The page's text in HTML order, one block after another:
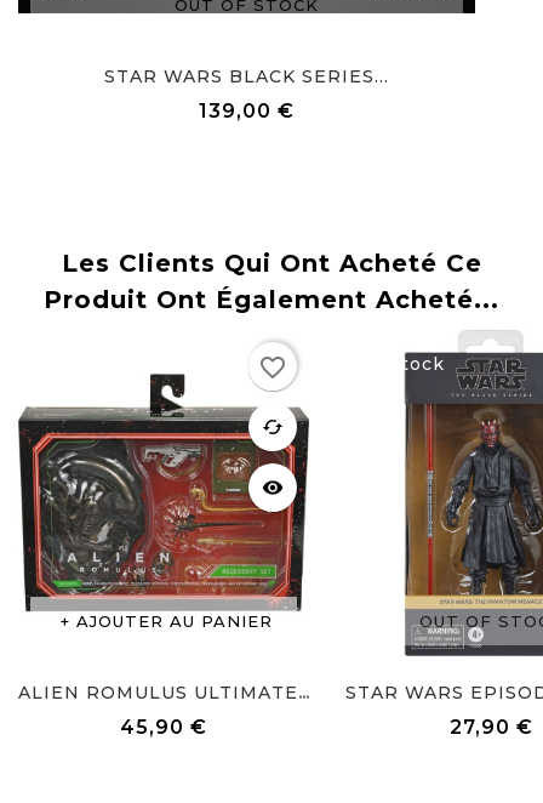
OUT OF STOCK
STAR WARS BLACK SERIES...
139,00 €
Les Clients Qui Ont Acheté Ce
Produit Ont Également Acheté...
AJOUTER AU PANIER
favorite
cached
visibility
ALIEN ROMULUS ULTIMATE...
45,90 €
favorite_border
de stock
OUT OF
27,90 €